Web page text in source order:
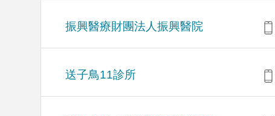
振興醫療財團法人振興醫院
送子鳥11診所